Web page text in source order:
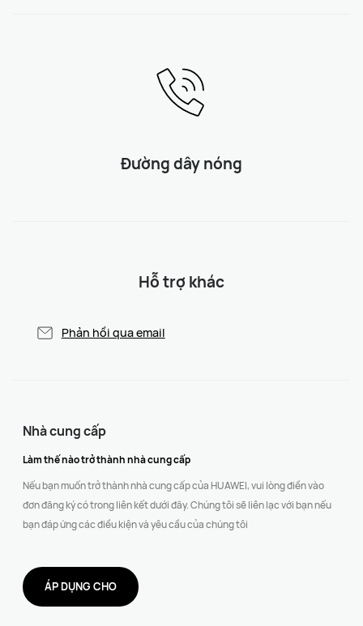
Đường dây nóng
Hỗ trợ khác
Phản hồi qua email
Nhà cung cấp
Làm thế nào trở thành nhà cung cấp
Nếu bạn muốn trở thành nhà cung cấp của HUAWEI, vui lòng điền vào
đơn đăng ký có trong liên kết dưới đây. Chúng tôi sẽ liên lạc với bạn nếu
bạn đáp ứng các điều kiện và yêu cầu của chúng tôi
ÁP DỤNG CHO